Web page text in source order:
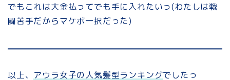
でもこれは大金払ってでも手に入れたいっ(わたしは戦
闘苦手だからマケボ一択だった)
以上、 アウラ女子の人気髪型ランキングでしたっ